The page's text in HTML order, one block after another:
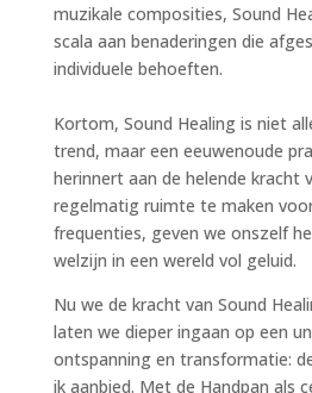
muzikale composities, Sound
scala aan benaderingen die
individuele behoeften.
Kortom, Sound Healing is niet
trend, maar een eeuwenoude
herinnert aan de helende kracht
regelmatig ruimte te maken
frequenties, geven we onszelf
welzijn in een wereld vol geluid.
Nu we de kracht van Sound
laten we dieper ingaan op een
ontspanning en transformatie:
ik aanbied. Met de Handpan als